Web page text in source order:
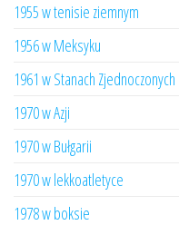
1955 w tenisie ziemnym
1956 w Meksyku
1961 w Stanach Zjednoczonych
1970 w Azji
1970 w Bułgarii
1970 w lekkoatletyce
1978 w boksie